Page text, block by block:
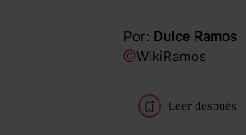
Por: Dulce Ramos
@WikiRamos
Leer después